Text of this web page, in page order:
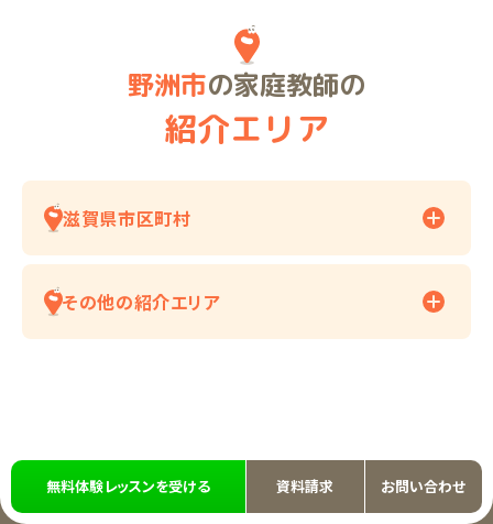
野洲市の家庭教師の
紹介エリア
滋賀県市区町村
その他の紹介エリア
無料体験レッスンを受ける 資料請求 お問い合わせ